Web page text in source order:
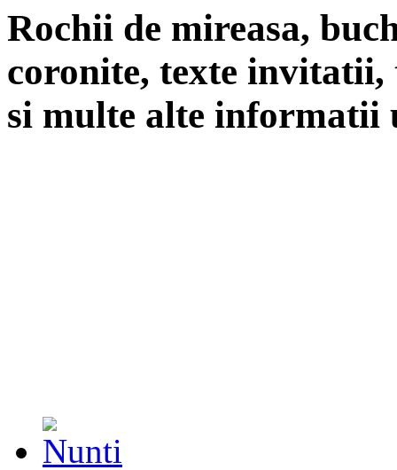
Rochii de mireasa,
coronite, texte
si multe alte informatii